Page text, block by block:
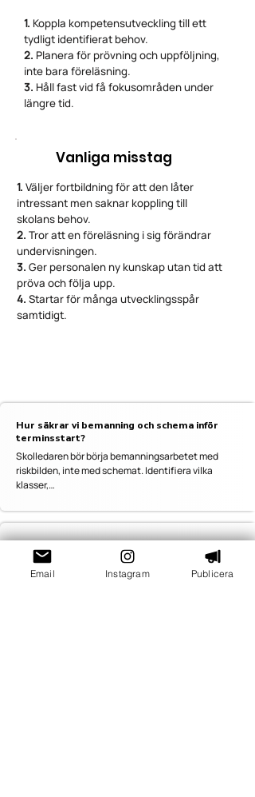
1. Koppla kompetensutveckling till ett
tydligt identifierat behov.
2. Planera för prövning och uppföljning,
inte bara föreläsning.
3. Håll fast vid få fokusområden under
längre tid.
Vanliga misstag
1. Väljer fortbildning för att den låter
intressant men saknar koppling till
skolans behov.
2. Tror att en föreläsning i sig förändrar
undervisningen.
3. Ger personalen ny kunskap utan tid att
pröva och följa upp.
4. Startar för många utvecklingsspår
samtidigt.
Hur säkrar vi bemanning och schema inför
terminsstart?
Skolledaren bör börja bemanningsarbetet med
riskbilden, inte med schemat. Identifiera vilka
klasser,…
sänka kvaliteten?
Skolledaren behöver minska arbetsbelastningen
Email Instagram Publicera